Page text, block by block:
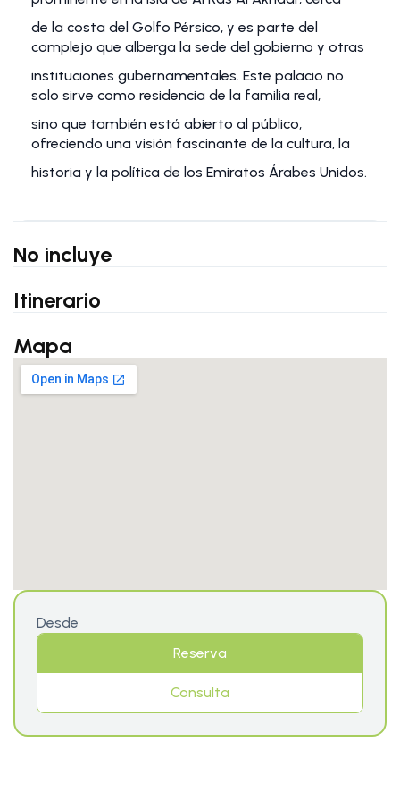
de la costa del Golfo Pérsico, y es parte del
complejo que alberga la sede del gobierno y otras
instituciones gubernamentales. Este palacio no
solo sirve como residencia de la familia real,
sino que también está abierto al público,
ofreciendo una visión fascinante de la cultura, la
historia y la política de los Emiratos Árabes Unidos.
No incluye
Itinerario
Mapa
Desde
Reserva
Consulta